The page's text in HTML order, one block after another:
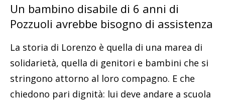
Un bambino disabile di 6 anni di
Pozzuoli avrebbe bisogno di assistenza
La storia di Lorenzo è quella di una marea di
solidarietà, quella di genitori e bambini che si
stringono attorno al loro compagno. E che
chiedono pari dignità: lui deve andare a scuola